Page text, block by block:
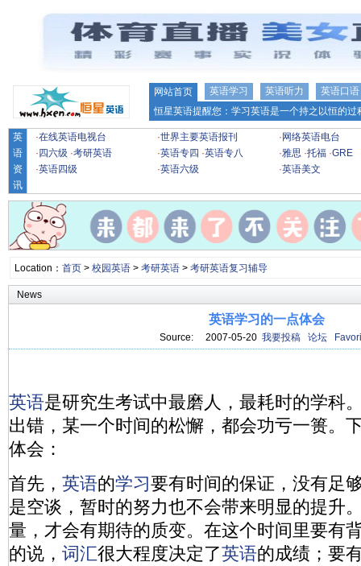
网站首页 英语学习 英语听力
英语口语
恒星英语提醒您：学习英语是一个持之以恒的
英
语
资
讯
·在线英语电视台 ·世界主要英语报刊 · 网络英语电台
· 四六级 ·考研英语 ·英语专四 ·英语专八 ·雅思 ·托福 ·GRE
·英语四级 ·英语六级 ·英语美文
Location： 首页> 校园英语> 考研英语> 考研英语复习辅导
News
英语学习的一点体会
Source: 2007-05-20 我要投稿 论坛
英语是研究生考试中最磨人，最耗时的学科
出错，某一个时间的松懈，都会功亏一篑。
体会：
首先， 英语的学习要有时间的保证，没有足
是空谈，暂时的努力也不会带来明显的提升
量，才会有期待的质变。在这个时间里要有
的说， 词汇很大程度决定了英语的成绩；要